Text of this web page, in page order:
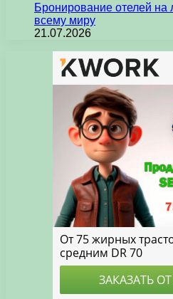
Бронирование отелей
всему миру
21.07.2026